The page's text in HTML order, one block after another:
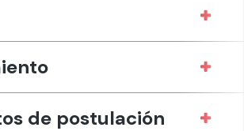
de postulación